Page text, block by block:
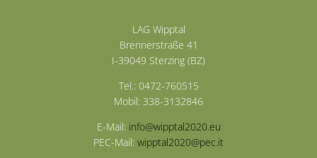
LAG Wipptal
Brennerstraße 41
I-39049 Sterzing (BZ)
Tel.: 0472-760515
Mobil: 338-3132846
E-Mail: info@wipptal2020.eu
PEC-Mail: wipptal2020@pec.it